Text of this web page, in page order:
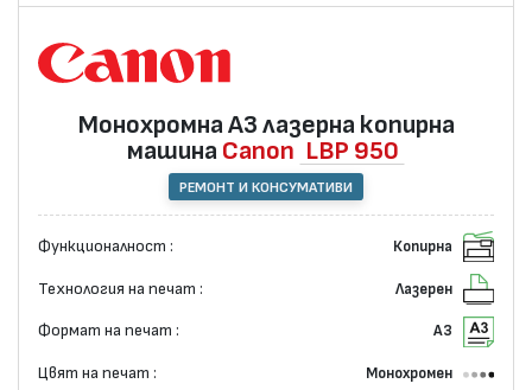
Монохромна А3 лазерна копирна
машина Canon LBP 950
РЕМОНТ И КОНСУМАТИВИ
Функционалност : Копирна
Технология на печат : Лазерен
Формат на печат : А3
Цвят на печат : Монохромен